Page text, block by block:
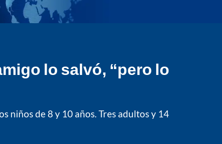
lo salvó, “pero lo
niños de 8 y 10 años. Tres adultos y 14